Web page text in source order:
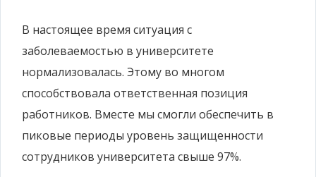
В настоящее время ситуация с
заболеваемостью в университете
нормализовалась. Этому во многом
способствовала ответственная позиция
работников. Вместе мы смогли обеспечить в
пиковые периоды уровень защищенности
сотрудников университета свыше 97%.